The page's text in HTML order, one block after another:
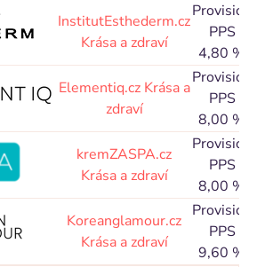
InstitutEsthederm.cz
Krása a zdraví
Provision
PPS
4,80 %
Elementiq.cz Krása a
zdraví
Provision
PPS
8,00 %
kremZASPA.cz
Krása a zdraví
Provision
PPS
8,00 %
Koreanglamour.cz
Krása a zdraví
Provision
PPS
9,60 %